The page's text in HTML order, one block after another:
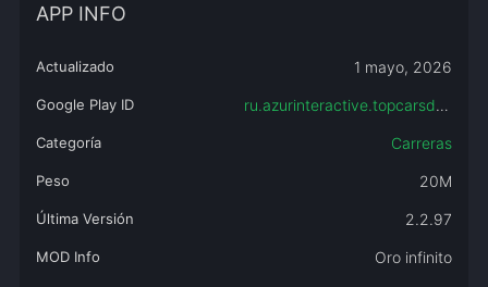
APP INFO
Actualizado 1 mayo, 2026
Google Play ID ru.azurinteractive.topcarsdriftracing
Categoría Carreras
Peso 20M
Última Versión 2.2.97
MOD Info Oro infinito